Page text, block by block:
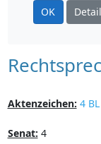
OK
Aktenzeichen: 4
Senat: 4